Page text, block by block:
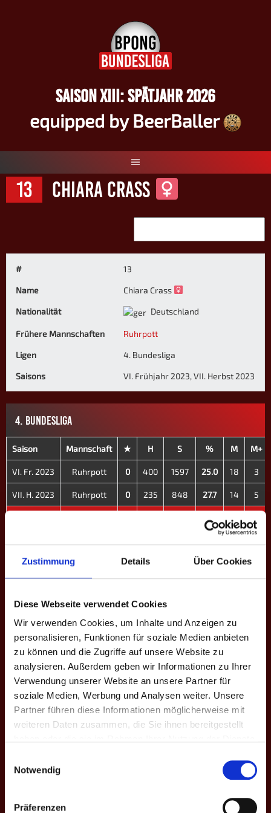
Zustimmung Details Über Cookies
Diese Webseite verwendet Cookies
Wir verwenden Cookies, um Inhalte und Anzeigen zu
personalisieren, Funktionen für soziale Medien anbieten
zu können und die Zugriffe auf unsere Website zu
analysieren. Außerdem geben wir Informationen zu Ihrer
Verwendung unserer Website an unsere Partner für
soziale Medien, Werbung und Analysen weiter. Unsere
Partner führen diese Informationen möglicherweise mit
weiteren Daten zusammen, die Sie ihnen bereitgestellt
Notwendig
Präferenzen
SAISON XIII: SPÄTJAHR 2026
equipped by BeerBaller
13 Chiara Crass
# 13
Name Chiara Crass
Nationalität Deutschland
Frühere Mannschaften Ruhrpott
Ligen 4. Bundesliga
Saisons VI. Frühjahr 2023, VII. Herbst 2023
4. BUNDESLIGA
Saison Mannschaft ★ H S % M M+
VI. Fr. 2023 Ruhrpott 0 400 1597 25.0 18 3
VII. H. 2023 Ruhrpott 0 235 848 27.7 14 5
26.0 32
EINSÄTZE: 16
9
II
9 - 7
Ruhrpott
B - VII.
8
Ruhrpott
9 - 7
Oberberg
6
Ruhrpott
4 - 12
Mighty
Niederrhein II
4.